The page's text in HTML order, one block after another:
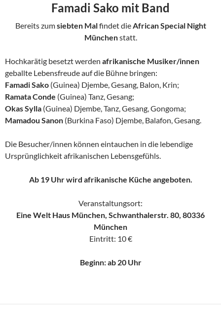
Famadi Sako mit Band
Bereits zumsiebten Malfindet dieAfrican Special Night
Münchenstatt.
Hochkarätig besetzt werden afrikanische Musiker/innen
geballte Lebensfreude auf die Bühne bringen:
Famadi Sako (Guinea) Djembe, Gesang, Balon, Krin;
Ramata Conde (Guinea) Tanz, Gesang;
Okas Sylla (Guinea) Djembe, Tanz, Gesang, Gongoma;
Mamadou Sanon (Burkina Faso) Djembe, Balafon, Gesang.
Die Besucher/innen können eintauchen in die lebendige
Ursprünglichkeit afrikanischen Lebensgefühls.
Ab 19 Uhr wird afrikanische Küche angeboten.
Veranstaltungsort:
Eine Welt Haus München, Schwanthalerstr. 80, 80336
München
Eintritt: 10 €
Beginn: ab 20 Uhr